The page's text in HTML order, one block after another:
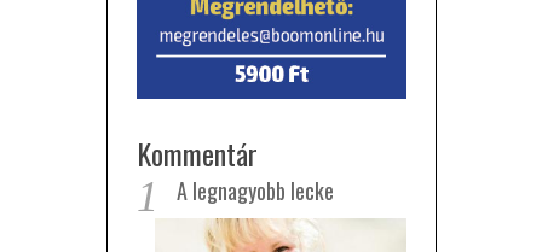
Kommentár
1 A legnagyobb lecke